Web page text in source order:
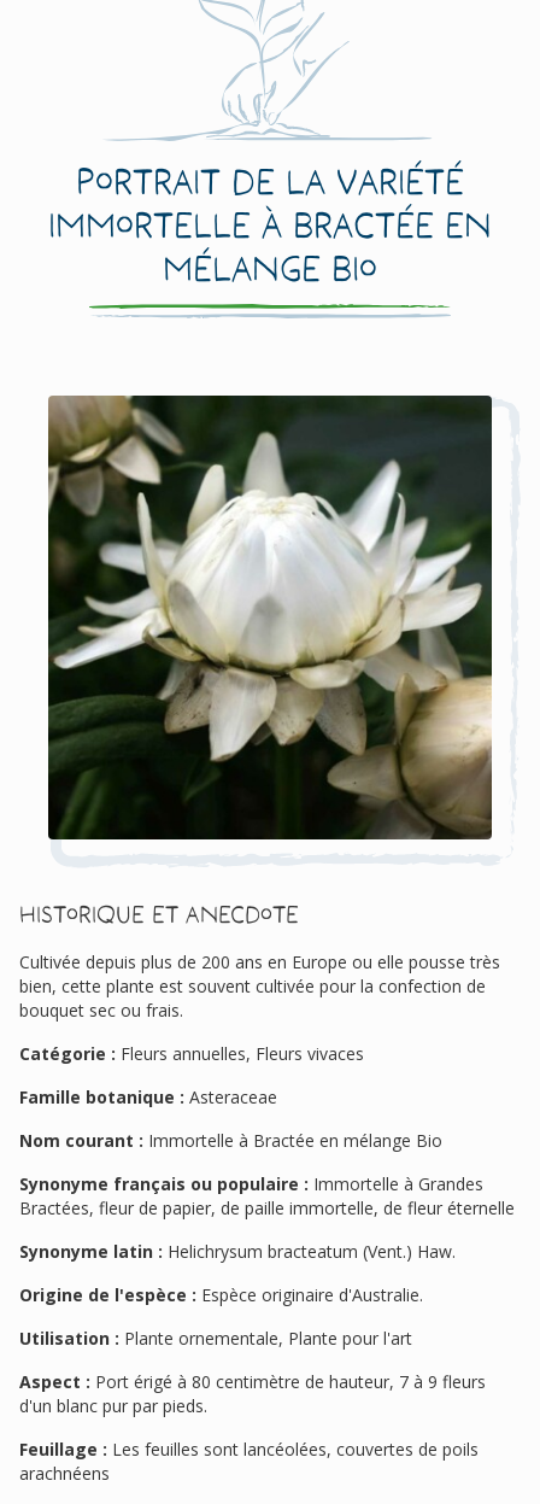
Portrait de la variété
Immortelle à Bractée en
mélange Bio
Historique et anecdote
Cultivée depuis plus de 200 ans en Europe ou elle pousse très
bien, cette plante est souvent cultivée pour la confection de
bouquet sec ou frais.
Catégorie : Fleurs annuelles, Fleurs vivaces
Famille botanique : Asteraceae
Nom courant : Immortelle à Bractée en mélange Bio
Synonyme français ou populaire : Immortelle à Grandes
Bractées, fleur de papier, de paille immortelle, de fleur éternelle
Synonyme latin : Helichrysum bracteatum (Vent.) Haw.
Origine de l'espèce : Espèce originaire d'Australie.
Utilisation : Plante ornementale, Plante pour l'art
Aspect : Port érigé à 80 centimètre de hauteur, 7 à 9 fleurs
d'un blanc pur par pieds.
Feuillage : Les feuilles sont lancéolées, couvertes de poils
arachnéens